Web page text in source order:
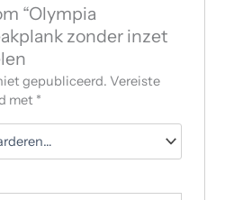
“Olympia
zonder inzet
gepubliceerd. Vereiste
met *